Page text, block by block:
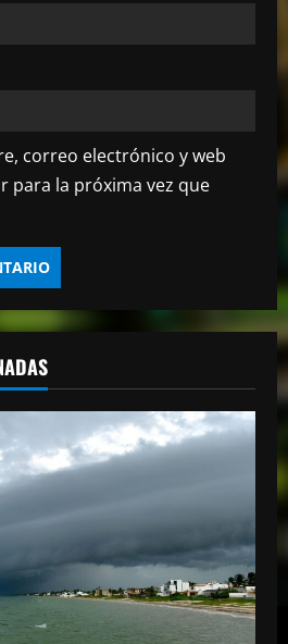
correo electrónico y web
para la próxima vez que